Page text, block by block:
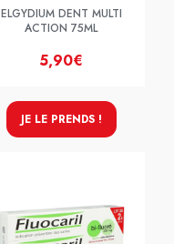
ELGYDIUM DENT MULTI
ACTION 75ML
5,90€
JE LE PRENDS !